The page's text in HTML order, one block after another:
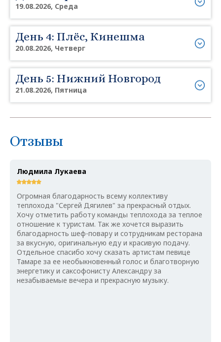
19.08.2026, Среда
День 4: Плёс, Кинешма
20.08.2026, Четверг
День 5: Нижний Новгород
21.08.2026, Пятница
Отзывы
Людмила Лукаева
Огромная благодарность всему коллективу
теплохода "Сергей Дягилев" за прекрасный отдых.
Хочу отметить работу команды теплохода за теплое
отношение к туристам. Так же хочется выразить
благодарность шеф-повару и сотрудникам ресторана
за вкусную, оригинальную еду и красивую подачу.
Отдельное спасибо хочу сказать артистам певице
Тамаре за ее необыкновенный голос и благотворную
энергетику и саксофонисту Александру за
незабываемые вечера и прекрасную музыку.